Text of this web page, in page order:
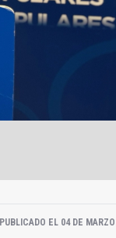
PUBLICADO EL 04 DE